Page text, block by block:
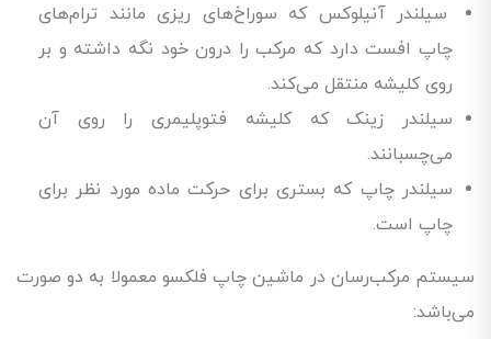
سیلندر آنیلوکس که سوراخ‌های ریزی مانند ترام‌های
چاپ افست دارد که مرکب را درون خود نگه داشته و بر
روی کلیشه منتقل می‌کند.
سیلندر زینک که کلیشه فتوپلیمری را روی آن
می‌چسبانند.
سیلندر چاپ که بستری برای حرکت ماده مورد نظر برای
چاپ است.
سیستم مرکب‌رسان در ماشین چاپ فلکسو معمولا به دو صورت
می‌باشد: